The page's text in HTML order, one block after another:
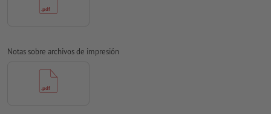
No corregimos las
serán eliminados y no se imprimen
El contenido en los
Notas sobre archivos de impresión